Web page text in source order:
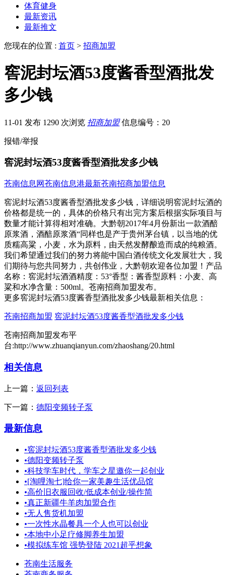
体育健身
最新资讯
最新推文
您现在的位置 : 首页 > 招商加盟
窖泥封坛酒53度酱香型酒批发
多少钱
11-01 发布 1290 次浏览 招商加盟 信息编号：20
报错/举报
窖泥封坛酒53度酱香型酒批发多少钱
苍南信息网苍南信息港最新苍南招商加盟信息
窖泥封坛酒53度酱香型酒批发多少钱，详细说明窖泥封坛酒的
价格都是统一的，具体的价格只有出完方案后根据实际项目与
数量才能计算得相对准确。大黔朝2017年4月份新出一款酒醅
原浆酒，酒醅原浆酒“同样也是产于贵州茅台镇，以当地的优
质糯高粱，小麦，水为原料，由天然发酵酿造而成的纯粮酒。
我们希望通过我们的努力将能中国白酒传统文化发展壮大，我
们期待与您共同努力，共创伟业，大黔朝欢迎各位加盟！产品
名称：窖泥封坛酒酒精度：53°香型：酱香型原料：小麦、高
粱和水净含量：500ml。苍南招商加盟发布。
更多窖泥封坛酒53度酱香型酒批发多少钱最新相关信息：
苍南招商加盟 窖泥封坛酒53度酱香型酒批发多少钱
苍南招商加盟发布平
台:http://www.zhuanqianyun.com/zhaoshang/20.html
相关信息
上一篇： 返回列表
下一篇： 德阳变频转子泵
最新信息
•窖泥封坛酒53度酱香型酒批发多少钱
•德阳变频转子泵
•科技学车时代，学车之星邀你一起创业
•[淘哩淘七]给你一家美趣生活优品馆
•高价旧衣服回收/低成本创业/操作简
•真正新疆牛羊肉加盟合作
•无人售货机加盟
•一次性水晶餐具一个人也可以创业
•本地中小足疗修脚养生加盟
•模拟练车馆 强势登陆 2021超乎想象
苍南生活服务